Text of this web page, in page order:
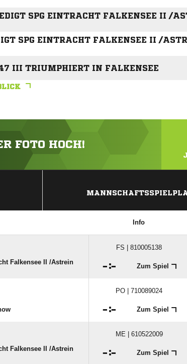
SPG EINTRACHT FALKENSEE II /
SPG EINTRACHT FALKENSEE II /
III TRIUMPHIERT IN FALKENSEE
FOTO HOCH!
Info
FS | 810005138
Falkensee II /​Astrein
: Zum Spiel
PO | 710089024
: Zum Spiel
ME | 610522009
Falkensee II /​Astrein
: Zum Spiel